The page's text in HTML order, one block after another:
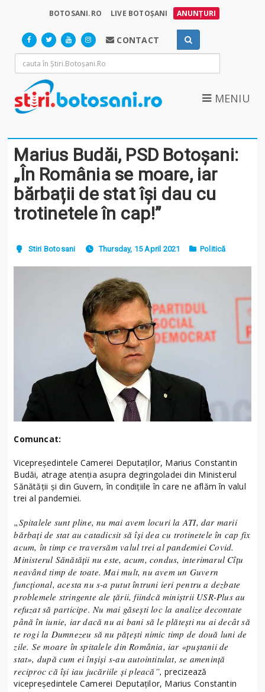
BOTOSANI.RO LIVE BOTOȘANI ANUNȚURI
CONTACT
MENIU
Marius Budăi, PSD Botoșani:
„În România se moare, iar
bărbații de stat își dau cu
trotinetele în cap!”
Stiri Botosani Thursday, 15 April 2021 Politică
Comuncat:
Vicepreședintele Camerei Deputaților, Marius Constantin
Budăi, atrage atenția asupra degringoladei din Ministerul
Sănătății și din Guvern, în condițiile în care ne aflăm în valul
trei al pandemiei.
„Spitalele sunt pline, nu mai avem locuri la ATI, dar marii
bărbați de stat au catadicsit să își dea cu trotinetele în cap fix
acum, în timp ce traversăm valul trei al pandemiei Covid.
Ministerul Sănătății nu este, acum, condus, interimarul Cîțu
neavând timp de toate. Mai mult, nu avem un Guvern
funcțional, acesta nu s-a putut întruni ieri pentru a dezbate
problemele stringente ale țării, fiindcă miniștrii USR-Plus au
refuzat să participe. Nu mai găsești loc la analize decontate
până în iunie, iar dacă nu ai bani să le plătești nu ai decât să
te rogi la Dumnezeu să nu pățești nimic timp de două luni de
zile. Se moare în spitalele din România, iar «puștanii de
stat», după cum ei înșiși s-au autointitulat, se amenință
reciproc că își iau jucăriile și pleacă”, precizează
vicepreședintele Camerei Deputaților, Marius Constantin